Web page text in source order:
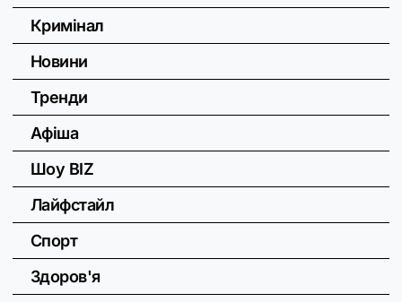
Кримінал
Новини
Тренди
Афіша
Шоу BIZ
Лайфстайл
Спорт
Здоров'я